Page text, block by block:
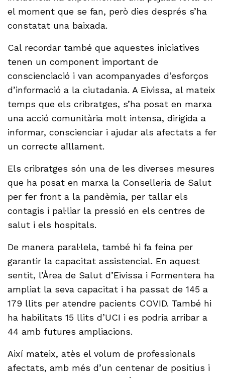
el moment que se fan, però dies després s’ha
constatat una baixada.
Cal recordar també que aquestes iniciatives
tenen un component important de
conscienciació i van acompanyades d’esforços
d’informació a la ciutadania. A Eivissa, al mateix
temps que els cribratges, s’ha posat en marxa
una acció comunitària molt intensa, dirigida a
informar, conscienciar i ajudar als afectats a fer
un correcte aïllament.
Els cribratges són una de les diverses mesures
que ha posat en marxa la Conselleria de Salut
per fer front a la pandèmia, per tallar els
contagis i pal·liar la pressió en els centres de
salut i els hospitals.
De manera paral·lela, també hi fa feina per
garantir la capacitat assistencial. En aquest
sentit, l’Àrea de Salut d’Eivissa i Formentera ha
ampliat la seva capacitat i ha passat de 145 a
179 llits per atendre pacients COVID. També hi
ha habilitats 15 llits d’UCI i es podria arribar a
44 amb futures ampliacions.
Així mateix, atès el volum de professionals
afectats, amb més d’un centenar de positius i